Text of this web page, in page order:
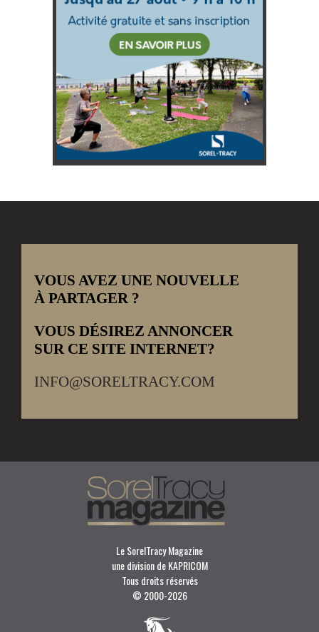
VOUS AVEZ UNE NOUVELLE
À PARTAGER ?
VOUS DÉSIREZ ANNONCER
SUR CE SITE INTERNET?
INFO@SORELTRACY.COM
Le SorelTracy Magazine
une division de KAPRICOM
Tous droits réservés
© 2000-2026